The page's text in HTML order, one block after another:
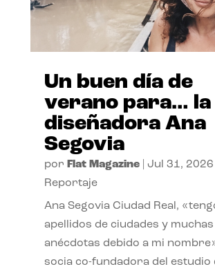
Un buen día de
verano para… la
diseñadora Ana
Segovia
por Flat Magazine| Jul 31, 2026
Reportaje
Ana Segovia Ciudad Real,
apellidos de ciudades y muchas
anécdotas debido a mi
socia co-fundadora del estudio